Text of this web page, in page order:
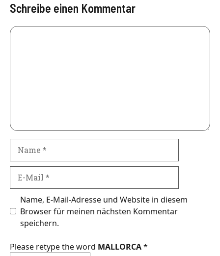
Schreibe einen Kommentar
Kommentar
Mail
Name, E-Mail-Adresse und Website in diesem
Browser für meinen nächsten Kommentar
speichern.
Please retype the word MALLORCA*